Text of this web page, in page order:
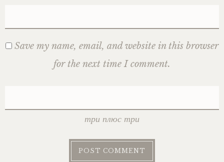
Save my name, email, and website in this browser
for the next time I comment.
три плюс три